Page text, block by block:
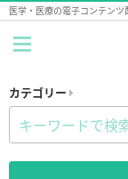
医学・医療の電子コンテンツ
カテゴリー